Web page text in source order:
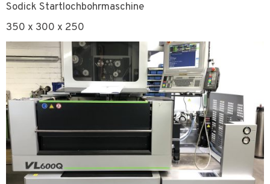
Sodick Startlochbohrmaschine
350 x 300 x 250